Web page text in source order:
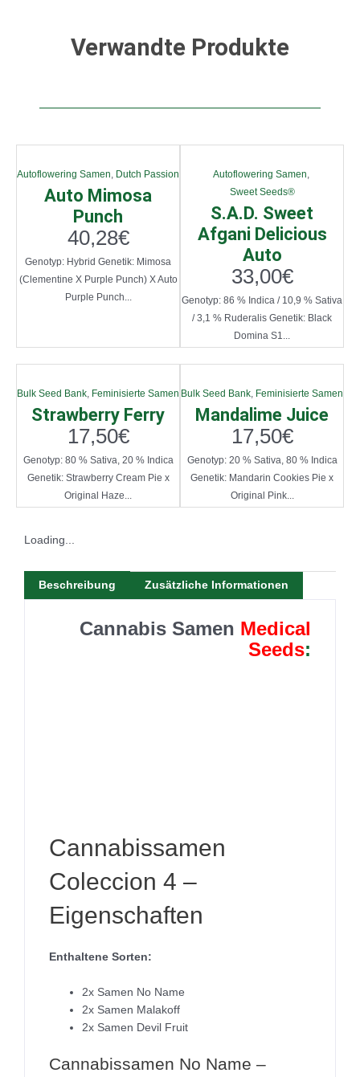
Verwandte Produkte
Autoflowering Samen, Dutch Passion
Auto Mimosa
Punch
40,28€
Genotyp: Hybrid Genetik: Mimosa
(Clementine X Purple Punch) X Auto
Purple Punch...
Autoflowering Samen,
Sweet Seeds®
S.A.D. Sweet
Afgani Delicious
Auto
33,00€
Genotyp: 86 % Indica / 10,9 % Sativa
/ 3,1 % Ruderalis Genetik: Black
Domina S1...
Bulk Seed Bank, Feminisierte Samen
Strawberry Ferry
17,50€
Genotyp: 80 % Sativa, 20 % Indica
Genetik: Strawberry Cream Pie x
Original Haze...
Bulk Seed Bank, Feminisierte Samen
Mandalime Juice
17,50€
Genotyp: 20 % Sativa, 80 % Indica
Genetik: Mandarin Cookies Pie x
Original Pink...
Loading...
Beschreibung Zusätzliche Informationen
Cannabis Samen Medical
Seeds:
Cannabissamen
Coleccion 4 –
Eigenschaften
Enthaltene Sorten:
2x Samen No Name
2x Samen Malakoff
2x Samen Devil Fruit
Cannabissamen No Name –